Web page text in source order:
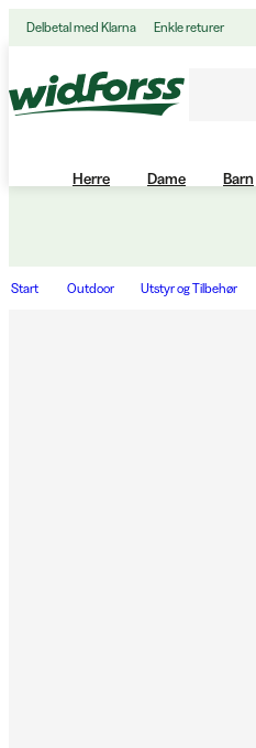
Delbetal med Klarna Enkle returer
Herre Dame Barn
Start Outdoor Utstyr og Tilbehør